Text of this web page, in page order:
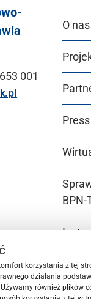
001
O nas
korzystania z tej
działania
również plików